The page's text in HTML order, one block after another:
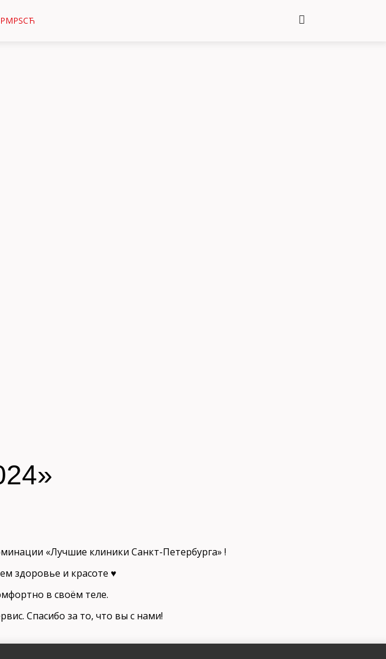
«Лучшие клиники Санкт-Петербурга» !
здоровье и красоте ♥️
в своём теле.
Спасибо за то, что вы с нами!